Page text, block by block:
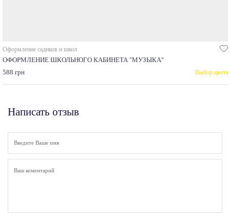
Оформление садиков и школ
ОФОРМЛЕНИЕ ШКОЛЬНОГО КАБИНЕТА "МУЗЫКА"
588 грн
Выбор цвета
Написать отзыв